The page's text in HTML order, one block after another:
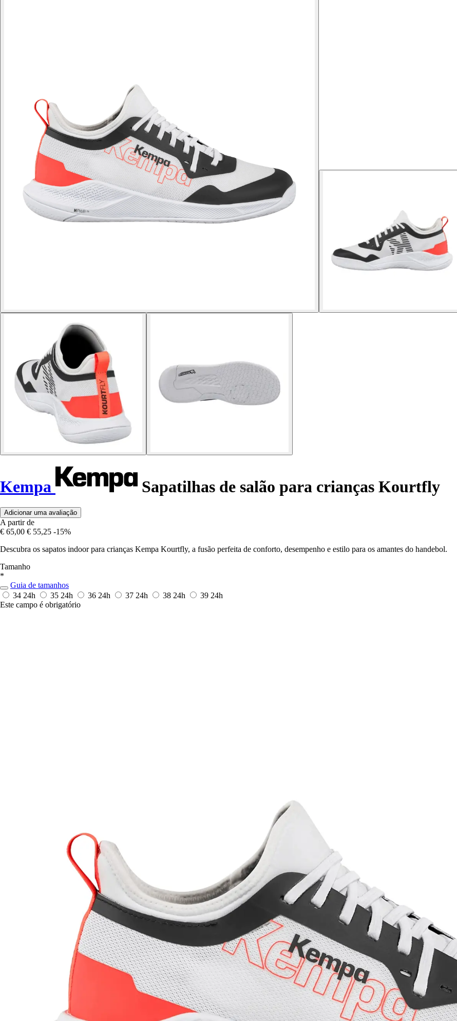
Kempa Sapatilhas de salão para crianças Kourtfly
Adicionar uma avaliação
A partir de
€ 65,00 € 55,25 -15%
Descubra os sapatos indoor para crianças Kempa Kourtfly, a fusão perfeita de conforto, desempenho e estilo para os amantes do handebol.
Tamanho
*
Guia de tamanhos
34 24h 35 24h 36 24h 37 24h 38 24h 39 24h
Este campo é obrigatório